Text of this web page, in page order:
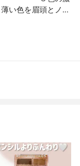
い色を眉頭とノ…